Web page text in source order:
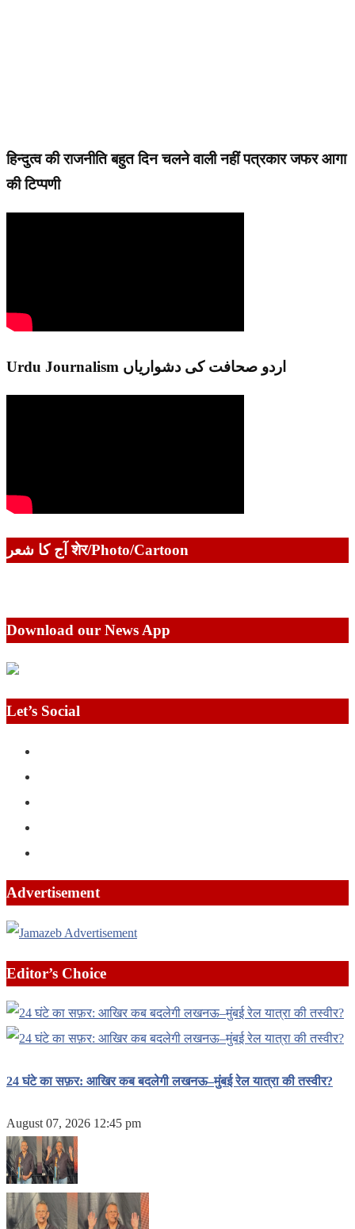
हिन्दुत्व की राजनीति बहुत दिन चलने वाली नहीं पत्रकार जफर आगा
की टिप्पणी
Urdu Journalism اردو صحافت کی دشواریاں
آج کا شعر शेर/Photo/Cartoon
Download our News App
Let’s Social
Advertisement
Editor’s Choice
24 घंटे का सफ़र: आखिर कब बदलेगी लखनऊ–मुंबई रेल यात्रा की तस्वीर?
August 07, 2026 12:45 pm